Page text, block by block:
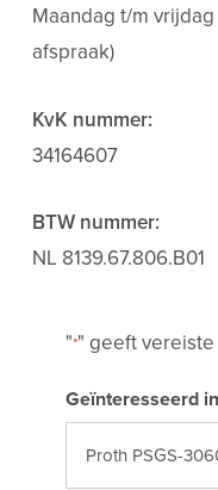
Maandag t/m
afspraak)
KvK nummer:
34164607
BTW nummer:
NL 8139.67.806.B01
"*" geeft
Geïnteresseerd in